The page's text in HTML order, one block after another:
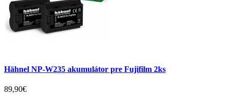
Hähnel NP-W235 akumulátor pre Fujifilm 2ks
89,90€